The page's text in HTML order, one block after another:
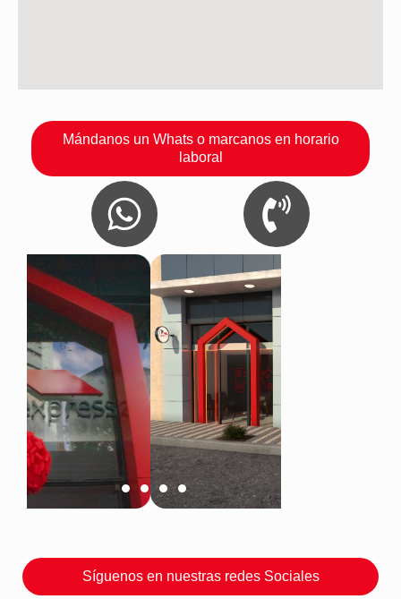
Mándanos un Whats o marcanos en horario
laboral
Síguenos en nuestras redes Sociales